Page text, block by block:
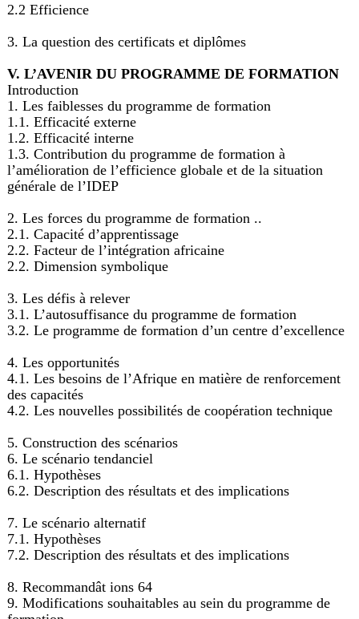
2.2 Efficience
3. La question des certificats et diplômes
V. L’AVENIR DU PROGRAMME DE FORMATION
Introduction
1. Les faiblesses du programme de formation
1.1. Efficacité externe
1.2. Efficacité interne
1.3. Contribution du programme de formation à
l’amélioration de l’efficience globale et de la situation
générale de l’IDEP
2. Les forces du programme de formation ..
2.1. Capacité d’apprentissage
2.2. Facteur de l’intégration africaine
2.2. Dimension symbolique
3. Les défis à relever
3.1. L’autosuffisance du programme de formation
3.2. Le programme de formation d’un centre d’excellence
4. Les opportunités
4.1. Les besoins de l’Afrique en matière de renforcement
des capacités
4.2. Les nouvelles possibilités de coopération technique
5. Construction des scénarios
6. Le scénario tendanciel
6.1. Hypothèses
6.2. Description des résultats et des implications
7. Le scénario alternatif
7.1. Hypothèses
7.2. Description des résultats et des implications
8. Recommandât ions 64
9. Modifications souhaitables au sein du programme de